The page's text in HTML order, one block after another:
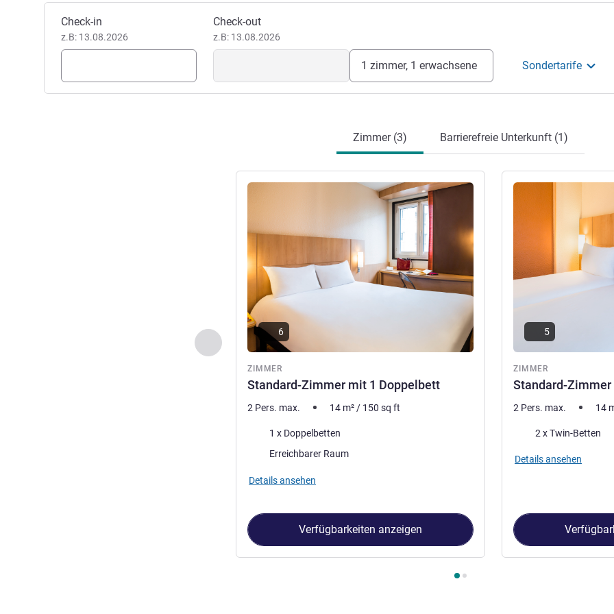
Dieses Hotel buchen
Check-in
z.B: 13.08.2026
Check-out
z.B: 13.08.2026
1 zimmer, 1 erwachsene Sondertarife
Zimmer (3) Barrierefreie Unterkunft (1)
Zurück - Zimmer
ZIMMER
Standard-Zimmer mit 1 Doppelbett
Details ansehen
6
2 Pers. max. 14 m² / 150 sq ft
Bettwäsche
1 x Doppelbetten
Erreichbarer Raum
Details ansehen
Verfügbarkeiten anzeigen
ZIMMER
Standard-Zimmer
Details ansehen
5
2 Pers. max. 14
Bettwäsche
2 x Twin-Betten
Details ansehen